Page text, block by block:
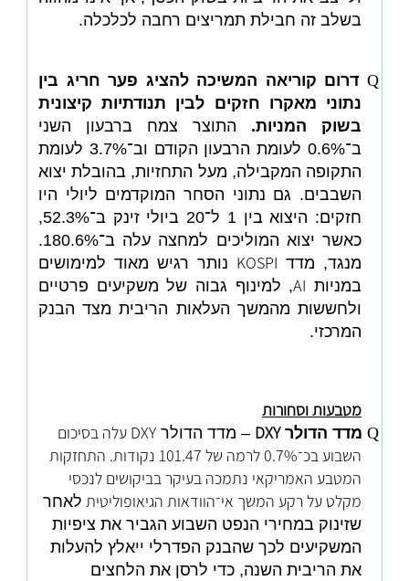
בשלב זה חבילת תמריצים רחבה לכלכלה.
Q דרום קוריאה המשיכה להציג פער חריג בין
נתוני מאקרו חזקים לבין תנודתיות קיצונית
בשוק המניות. התוצר צמח ברבעון השני
ב־0.6% לעומת הרבעון הקודם וב־3.7% לעומת
התקופה המקבילה, מעל התחזיות, בהובלת יצוא
השבבים. גם נתוני הסחר המוקדמים ליולי היו
חזקים: היצוא בין 1 ל־20 ביולי זינק ב־52.3%,
כאשר יצוא המוליכים למחצה עלה ב־180.6%.
מנגד, מדד KOSPI נותר רגיש מאוד למימושים
במניות AI, למינוף גבוה של משקיעים פרטיים
ולחששות מהמשך העלאות הריבית מצד הבנק
המרכזי.
מטבעות וסחורות
Q מדד הדולרDXY – מדד הדולרDXY עלה בסיכום
השבוע בכ־0.7% לרמה של 101.47 נקודות. התחזקות
המטבע האמריקאי נתמכה בעיקר בביקושים לנכסי
מקלט על רקע המשך אי־הוודאות הגיאופוליטית לאחר
שזינוק במחירי הנפט השבוע הגביר את ציפיות
המשקיעים לכך שהבנק הפדרלי ייאלץ להעלות
את הריבית השנה, כדי לרסן את הלחצים